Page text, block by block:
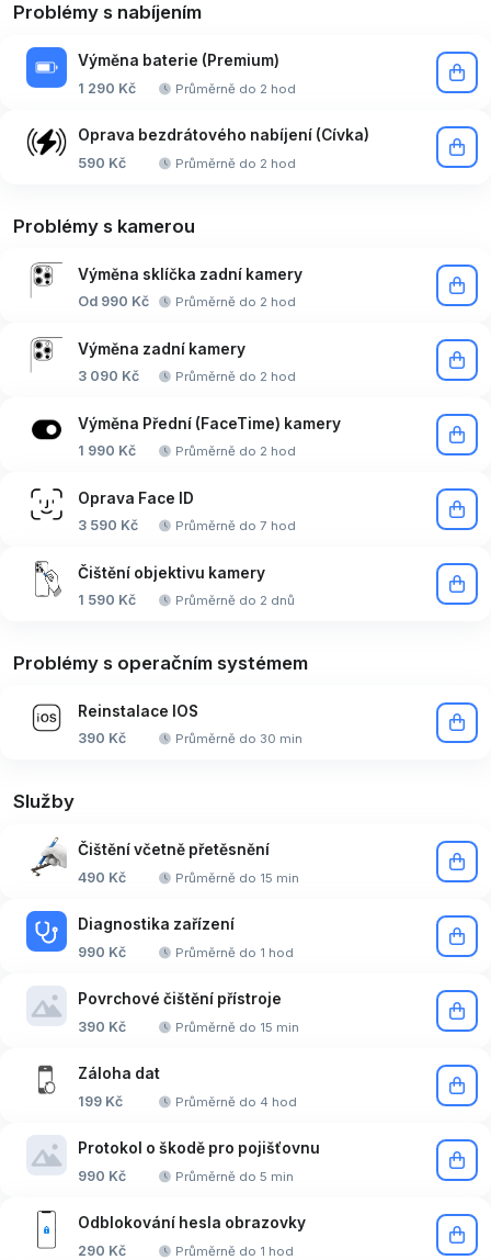
Problémy s nabíjením
Výměna baterie (Premium)
1 290 Kč Průměrně do 2 hod
Oprava bezdrátového nabíjení (Cívka)
590 Kč Průměrně do 2 hod
Problémy s kamerou
Výměna sklíčka zadní kamery
Od 990 Kč Průměrně do 2 hod
Výměna zadní kamery
3 090 Kč Průměrně do 2 hod
Výměna Přední (FaceTime) kamery
1 990 Kč Průměrně do 2 hod
Oprava Face ID
3 590 Kč Průměrně do 7 hod
Čištění objektivu kamery
1 590 Kč Průměrně do 2 dnů
Problémy s operačním systémem
Reinstalace IOS
390 Kč Průměrně do 30 min
Služby
Čištění včetně přetěsnění
490 Kč Průměrně do 15 min
Diagnostika zařízení
990 Kč Průměrně do 1 hod
Povrchové čištění přístroje
390 Kč Průměrně do 15 min
Záloha dat
199 Kč Průměrně do 4 hod
Protokol o škodě pro pojišťovnu
990 Kč Průměrně do 5 min
Odblokování hesla obrazovky
290 Kč Průměrně do 1 hod